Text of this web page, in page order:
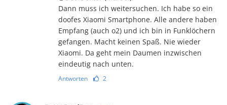
Dann muss ich weitersuchen. Ich habe so ein
doofes Xiaomi Smartphone. Alle andere haben
Empfang (auch o2) und ich bin in Funklöchern
gefangen. Macht keinen Spaß. Nie wieder
Xiaomi. Da geht mein Daumen inzwischen
eindeutig nach unten.
Antworten 2